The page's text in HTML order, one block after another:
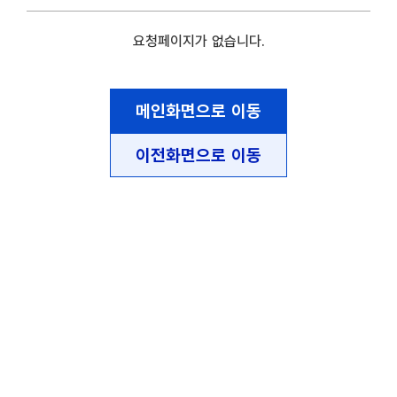
요청페이지가 없습니다.
메인화면으로 이동
이전화면으로 이동